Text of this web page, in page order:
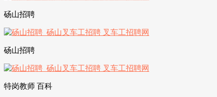
砀山招聘
砀山招聘
特岗教师 百科